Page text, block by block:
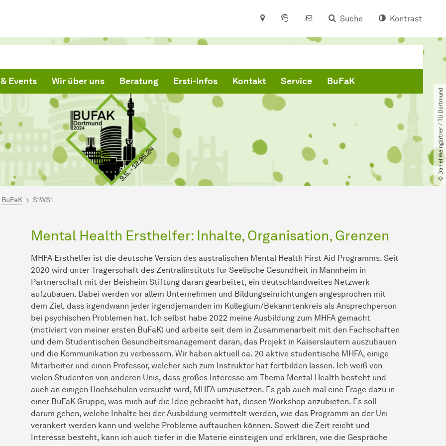
Suche Kontrast
Events
Wir über uns Beratung Ersti-Infos Kontakt Service BuFaK
© Daniel Weingärtner ​/​ TU Dortmund
hier:
BuFaK S1WS1
Mental Health Ersthelfer: Inhalte, Organisation, Grenzen
MHFA Ersthelfer ist die deutsche Version des australischen Mental Health First Aid Programms. Seit
2020 wird unter Trägerschaft des Zentralinstituts für Seelische Gesundheit in Mannheim in
Partnerschaft mit der Beisheim Stiftung daran gearbeitet, ein deutschlandweites Netzwerk
aufzubauen. Dabei werden vor allem Unternehmen und Bildungseinrichtungen angesprochen mit
dem Ziel, dass irgendwann jeder irgendjemanden im Kollegium/Bekanntenkreis als Ansprechperson
bei psychischen Problemen hat. Ich selbst habe 2022 meine Ausbildung zum MHFA gemacht
(motiviert von meiner ersten BuFaK) und arbeite seit dem in Zusammenarbeit mit den Fachschaften
und dem Studentischen Gesundheitsmanagement daran, das Projekt in Kaiserslautern auszubauen
und die Kommunikation zu verbessern. Wir haben aktuell ca. 20 aktive studentische MHFA, einige
Mitarbeiter und einen Professor, welcher sich zum Instruktor hat fortbilden lassen. Ich weiß von
vielen Studenten von anderen Unis, dass großes Interesse am Thema Mental Health besteht und
auch an einigen Hochschulen versucht wird, MHFA umzusetzen. Es gab auch mal eine Frage dazu in
einer BuFaK Gruppe, was mich auf die Idee gebracht hat, diesen Workshop anzubieten. Es soll
darum gehen, welche Inhalte bei der Ausbildung vermittelt werden, wie das Programm an der Uni
verankert werden kann und welche Probleme auftauchen können. Soweit die Zeit reicht und
Interesse besteht, kann ich auch tiefer in die Materie einsteigen und erklären, wie die Gespräche